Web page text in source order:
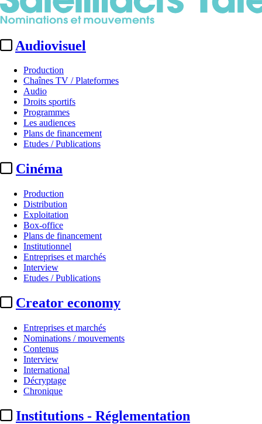
Audiovisuel
Production
Chaînes TV / Plateformes
Audio
Droits sportifs
Programmes
Les audiences
Plans de financement
Etudes / Publications
Cinéma
Production
Distribution
Exploitation
Box-office
Plans de financement
Institutionnel
Entreprises et marchés
Interview
Etudes / Publications
Creator economy
Entreprises et marchés
Nominations / mouvements
Contenus
Interview
International
Décryptage
Chronique
Institutions - Réglementation